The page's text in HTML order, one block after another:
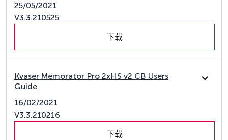
25/05/2021
V3.3.210525
下载
Kvaser Memorator Pro 2xHS v2 CB Users
Guide
16/02/2021
V3.3.210216
下载